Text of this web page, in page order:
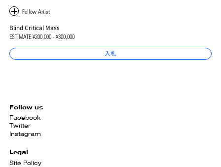
Blind Critical Mass
ESTIMATE:¥200,000 - ¥300,000
入札
Follow us
Facebook
Twitter
Instagram
Legal
Site Policy